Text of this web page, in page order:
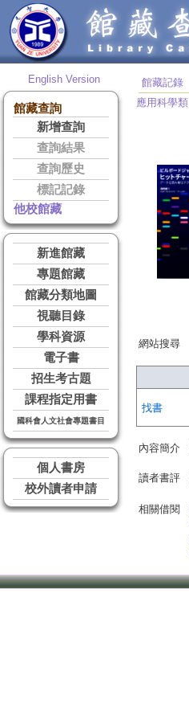
English Version
館藏查詢
新增查詢
查詢結果
查詢歷史
標記記錄
他校館藏
新進館藏
專題館藏
館藏分類地圖
視聽目錄
學科資源
電子書
招生考古題
課程指定用書
國科會人文社會專題書目
個人書房
校外讀者申請
館藏記錄
應用科學類
網站搜尋
找書
內容簡介
讀者書評
相關借閱